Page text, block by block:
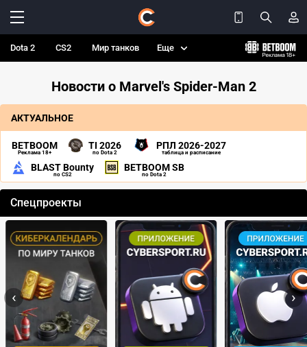
Dota 2 CS2 Мир танков Еще
Новости о Marvel's Spider-Man 2
АКТУАЛЬНОЕ
BETBOOM
Реклама 18+
TI 2026
по Dota 2
РПЛ 2026-2027
таблица и расписание
BLAST Bounty
по CS2
BETBOOM SB
по Dota 2
Спецпроекты
‹ ›